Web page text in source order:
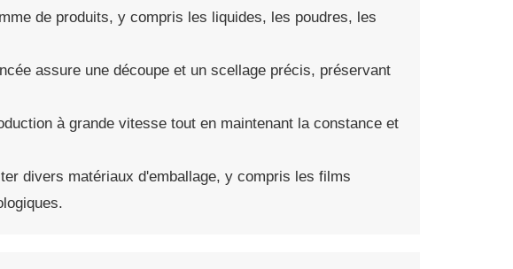
de produits, y compris les liquides, les poudres, les
assure une découpe et un scellage précis, préservant
à grande vitesse tout en maintenant la constance et
divers matériaux d'emballage, y compris les films